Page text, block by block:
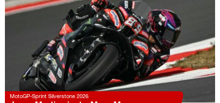
MotoGP-Sprint Silverstone 2026